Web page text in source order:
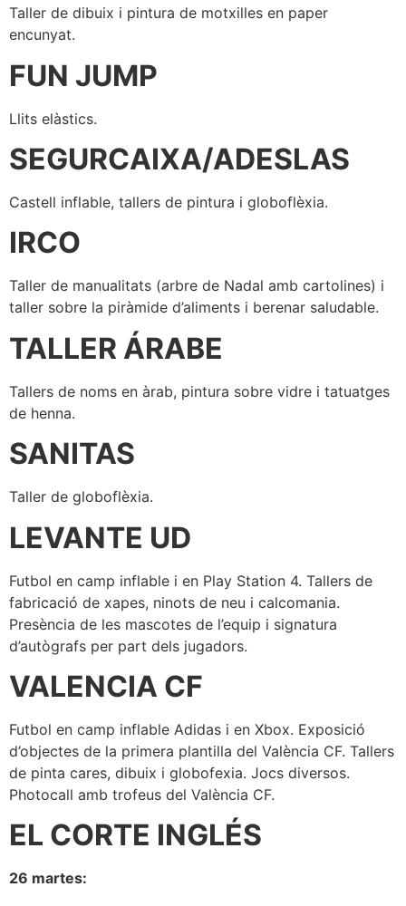
Taller de dibuix i pintura de motxilles en paper
encunyat.
FUN JUMP
Llits elàstics.
SEGURCAIXA/ADESLAS
Castell inflable, tallers de pintura i globoflèxia.
IRCO
Taller de manualitats (arbre de Nadal amb cartolines) i
taller sobre la piràmide d’aliments i berenar saludable.
TALLER ÁRABE
Tallers de noms en àrab, pintura sobre vidre i tatuatges
de henna.
SANITAS
Taller de globoflèxia.
LEVANTE UD
Futbol en camp inflable i en Play Station 4. Tallers de
fabricació de xapes, ninots de neu i calcomania.
Presència de les mascotes de l’equip i signatura
d’autògrafs per part dels jugadors.
VALENCIA CF
Futbol en camp inflable Adidas i en Xbox. Exposició
d’objectes de la primera plantilla del València CF. Tallers
de pinta cares, dibuix i globofexia. Jocs diversos.
Photocall amb trofeus del València CF.
EL CORTE INGLÉS
26 martes: